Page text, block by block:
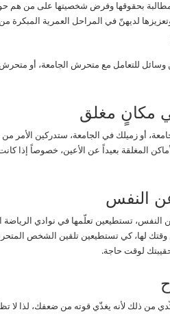
بحقوقها وفرض شخصيتها على من هم
لديهنّ في المراحل العمرية المبكرة من
للتعامل مع متحرش الجامعة، أو
مكانٍ مغلق
أو زميلك في الجامعة، ستدركين الأمر من
المغلقة بعيداً عن الأعين، خصوصاً إذا
النفس
تستطيعين تعلّمها في نوادي الرياضة
وقتك لها، كي تستطيعين تلقين الشخص
لوقت حاجة.
ذلك لأنه يغذّي قوته من ضعفك، لذا لا